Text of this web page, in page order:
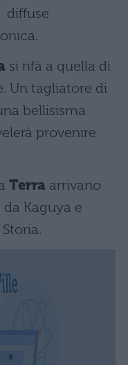
diffuse
si rifà a quella di
Un tagliatore di
bellisisma
provenire
Terra arrivano
Kaguya e